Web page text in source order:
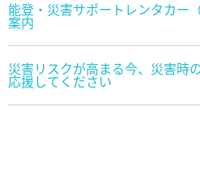
能登・災害サポートレンタカー
案内
災害リスクが高まる今、災害時
応援してください